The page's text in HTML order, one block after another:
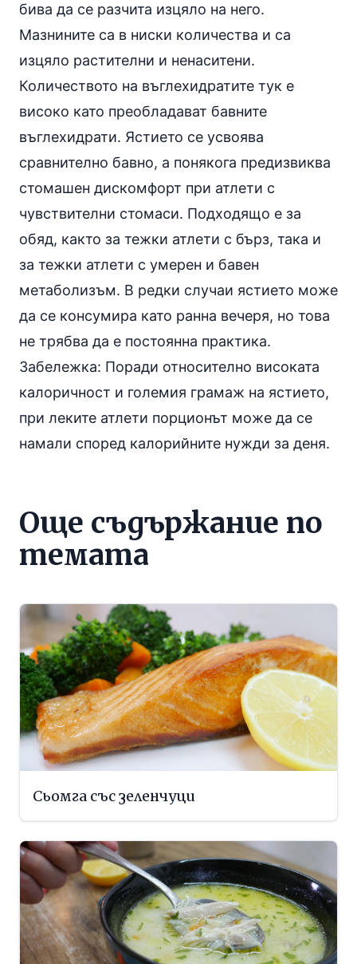
бива да се разчита изцяло на него.
Мазнините са в ниски количества и са
изцяло растителни и ненаситени.
Количеството на въглехидратите тук е
високо като преобладават бавните
въглехидрати. Ястието се усвоява
сравнително бавно, а понякога предизвиква
стомашен дискомфорт при атлети с
чувствителни стомаси. Подходящо е за
обяд, както за тежки атлети с бърз, така и
за тежки атлети с умерен и бавен
метаболизъм. В редки случаи ястието може
да се консумира като ранна вечеря, но това
не трябва да е постоянна практика.
Забележка: Поради относително високата
калоричност и големия грамаж на ястието,
при леките атлети порционът може да се
намали според калорийните нужди за деня.
Още съдържание по
темата
Сьомга със зеленчуци